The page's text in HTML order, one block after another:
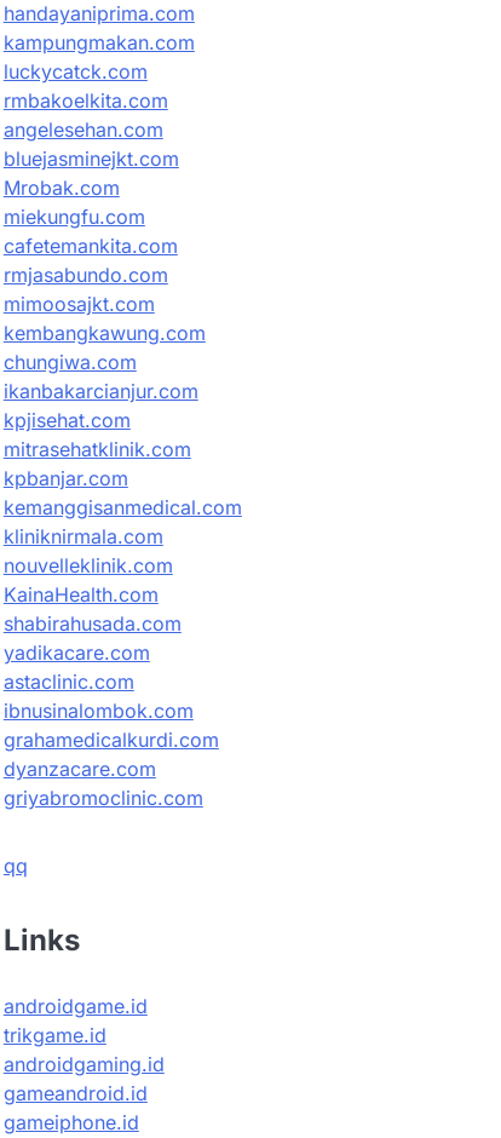
handayaniprima.com
kampungmakan.com
luckycatck.com
rmbakoelkita.com
angelesehan.com
bluejasminejkt.com
Mrobak.com
miekungfu.com
cafetemankita.com
rmjasabundo.com
mimoosajkt.com
kembangkawung.com
chungiwa.com
ikanbakarcianjur.com
kpjisehat.com
mitrasehatklinik.com
kpbanjar.com
kemanggisanmedical.com
kliniknirmala.com
nouvelleklinik.com
KainaHealth.com
shabirahusada.com
yadikacare.com
astaclinic.com
ibnusinalombok.com
grahamedicalkurdi.com
dyanzacare.com
griyabromoclinic.com
qq
Links
androidgame.id
trikgame.id
androidgaming.id
gameandroid.id
gameiphone.id